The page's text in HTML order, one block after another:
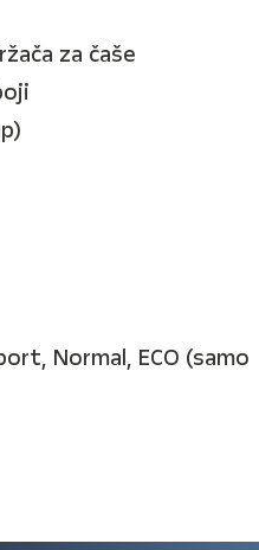
za čaše
Normal, ECO (samo